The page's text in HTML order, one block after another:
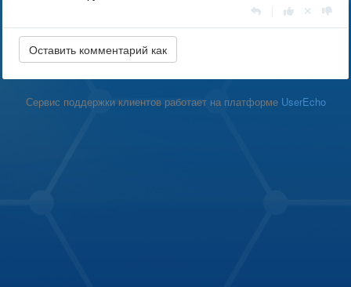
Сервис поддержки клиентов работает на платформе UserEcho